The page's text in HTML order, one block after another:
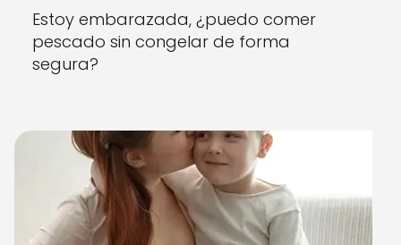
Estoy embarazada, ¿puedo comer
pescado sin congelar de forma
segura?